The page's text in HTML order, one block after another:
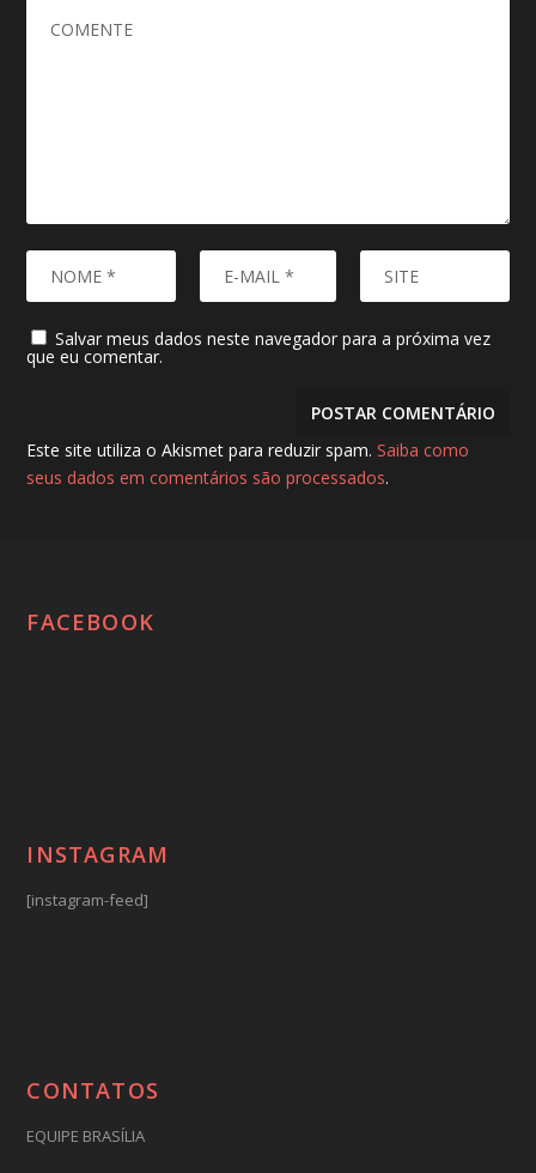
Salvar meus dados neste navegador para a próxima vez
que eu comentar.
Este site utiliza o Akismet para reduzir spam.Saiba como
seus dados em comentários são processados.
FACEBOOK
INSTAGRAM
[instagram-feed]
CONTATOS
EQUIPE BRASÍLIA